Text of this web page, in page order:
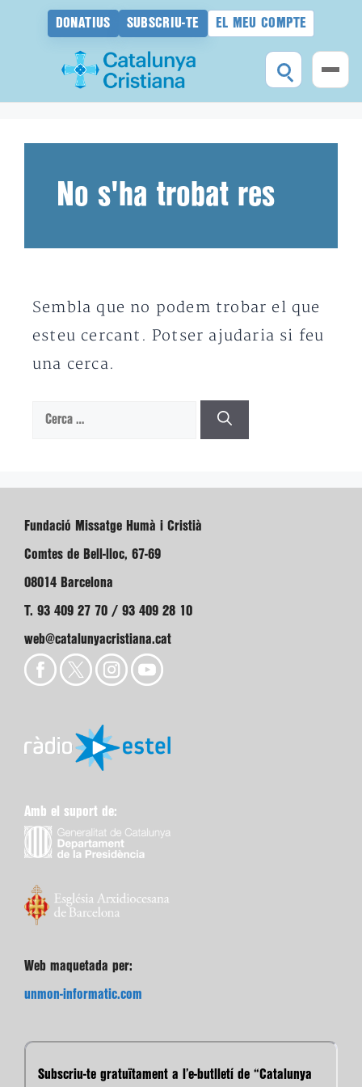
DONATIUS SUBSCRIU-TE EL MEU COMPTE
No s'ha trobat res
Sembla que no podem trobar el que
esteu cercant. Potser ajudaria si feu
una cerca.
Cerca:
Fundació Missatge Humà i Cristià
Comtes de Bell-lloc, 67-69
08014 Barcelona
T. 93 409 27 70 / 93 409 28 10
web@catalunyacristiana.cat
Amb el suport de:
Web maquetada per:
unmon-informatic.com
Subscriu-te gratuïtament a l’e-butlletí de “Catalunya